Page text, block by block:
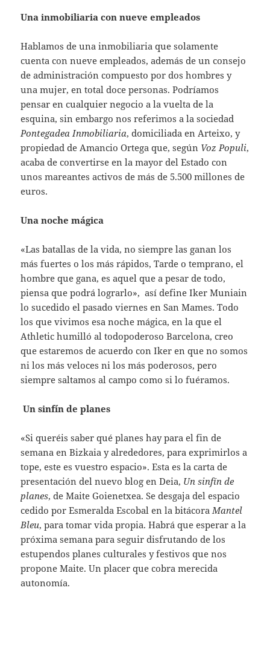
Una inmobiliaria con nueve empleados
Hablamos de una inmobiliaria que solamente
cuenta con nueve empleados, además de un consejo
de administración compuesto por dos hombres y
una mujer, en total doce personas. Podríamos
pensar en cualquier negocio a la vuelta de la
esquina, sin embargo nos referimos a la sociedad
Pontegadea Inmobiliaria, domiciliada en Arteixo, y
propiedad de Amancio Ortega que, según Voz Populi,
acaba de convertirse en la mayor del Estado con
unos mareantes activos de más de 5.500 millones de
euros.
Una noche mágica
«Las batallas de la vida, no siempre las ganan los
más fuertes o los más rápidos, Tarde o temprano, el
hombre que gana, es aquel que a pesar de todo,
piensa que podrá lograrlo», así define Iker Muniain
lo sucedido el pasado viernes en San Mames. Todo
los que vivimos esa noche mágica, en la que el
Athletic humilló al todopoderoso Barcelona, creo
que estaremos de acuerdo con Iker en que no somos
ni los más veloces ni los más poderosos, pero
siempre saltamos al campo como si lo fuéramos.
Un sinfín de planes
«Si queréis saber qué planes hay para el fin de
semana en Bizkaia y alrededores, para exprimirlos a
tope, este es vuestro espacio». Esta es la carta de
presentación del nuevo blog en Deia, Un sinfín de
planes, de Maite Goienetxea. Se desgaja del espacio
cedido por Esmeralda Escobal en la bitácora Mantel
Bleu, para tomar vida propia. Habrá que esperar a la
próxima semana para seguir disfrutando de los
estupendos planes culturales y festivos que nos
propone Maite. Un placer que cobra merecida
autonomía.